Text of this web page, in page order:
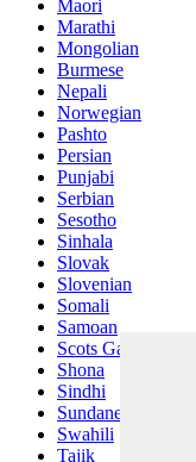
Maori
Marathi
Mongolian
Burmese
Nepali
Norwegian
Pashto
Persian
Punjabi
Serbian
Sesotho
Sinhala
Slovak
Slovenian
Somali
Samoan
Scots Gaelic
Shona
Sindhi
Sundanese
Swahili
Tajik